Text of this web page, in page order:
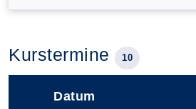
Kurstermine 10
Datum